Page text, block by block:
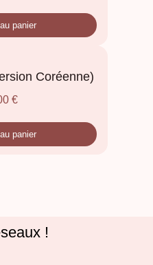
panier
Coréenne)
€
panier
!